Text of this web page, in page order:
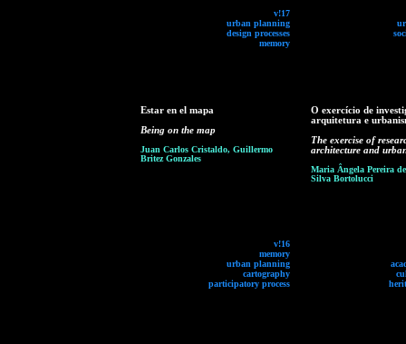
v!17
urban planning
design processes
memory
Estar en el mapa
Being on the map
Juan Carlos Cristaldo, Guillermo
Britez Gonzales
v!16
memory
urban planning
cartography
participatory process
O exercício de
arquitetura e
The exercise of
architecture and
Maria Ângela Pereira
Silva Bortolucci